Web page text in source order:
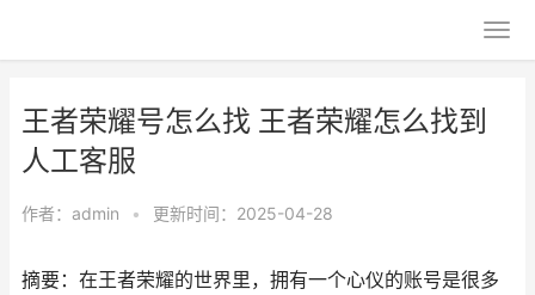
王者荣耀号怎么找 王者荣耀怎么找到
人工客服
作者： admin • 更新时间：2025-04-28
摘要：在王者荣耀的世界里，拥有一个心仪的账号是很多